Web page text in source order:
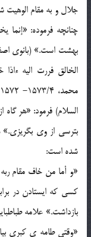
جلال و به مقام
چنانچه فرموده: «إنما
الخالق فررت الیه
السلام) فرمود: «هر
بترسی از وی بگریزی.»
شده است:
کسی که ایستادن در
بازداشت.» علامه
«وقتی طامه ی کبری